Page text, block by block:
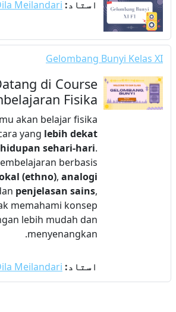
استاد: Meilandari
Gelombang Bunyi Kelas XI
di Course
Fisika
akan belajar fisika
yang lebih dekat
sehari-hari.
berbasis
(ethno), analogi
penjelasan sains,
memahami konsep
lebih mudah dan
menyenangkan.
استاد: Meilandari